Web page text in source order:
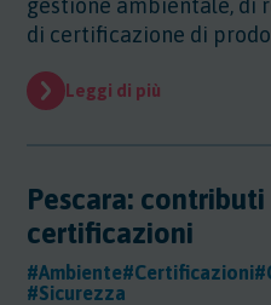
gestione ambientale, di
di certificazione di
Leggi di più
Pescara:
certificazioni
#Ambiente#Certificazioni
#Sicurezza